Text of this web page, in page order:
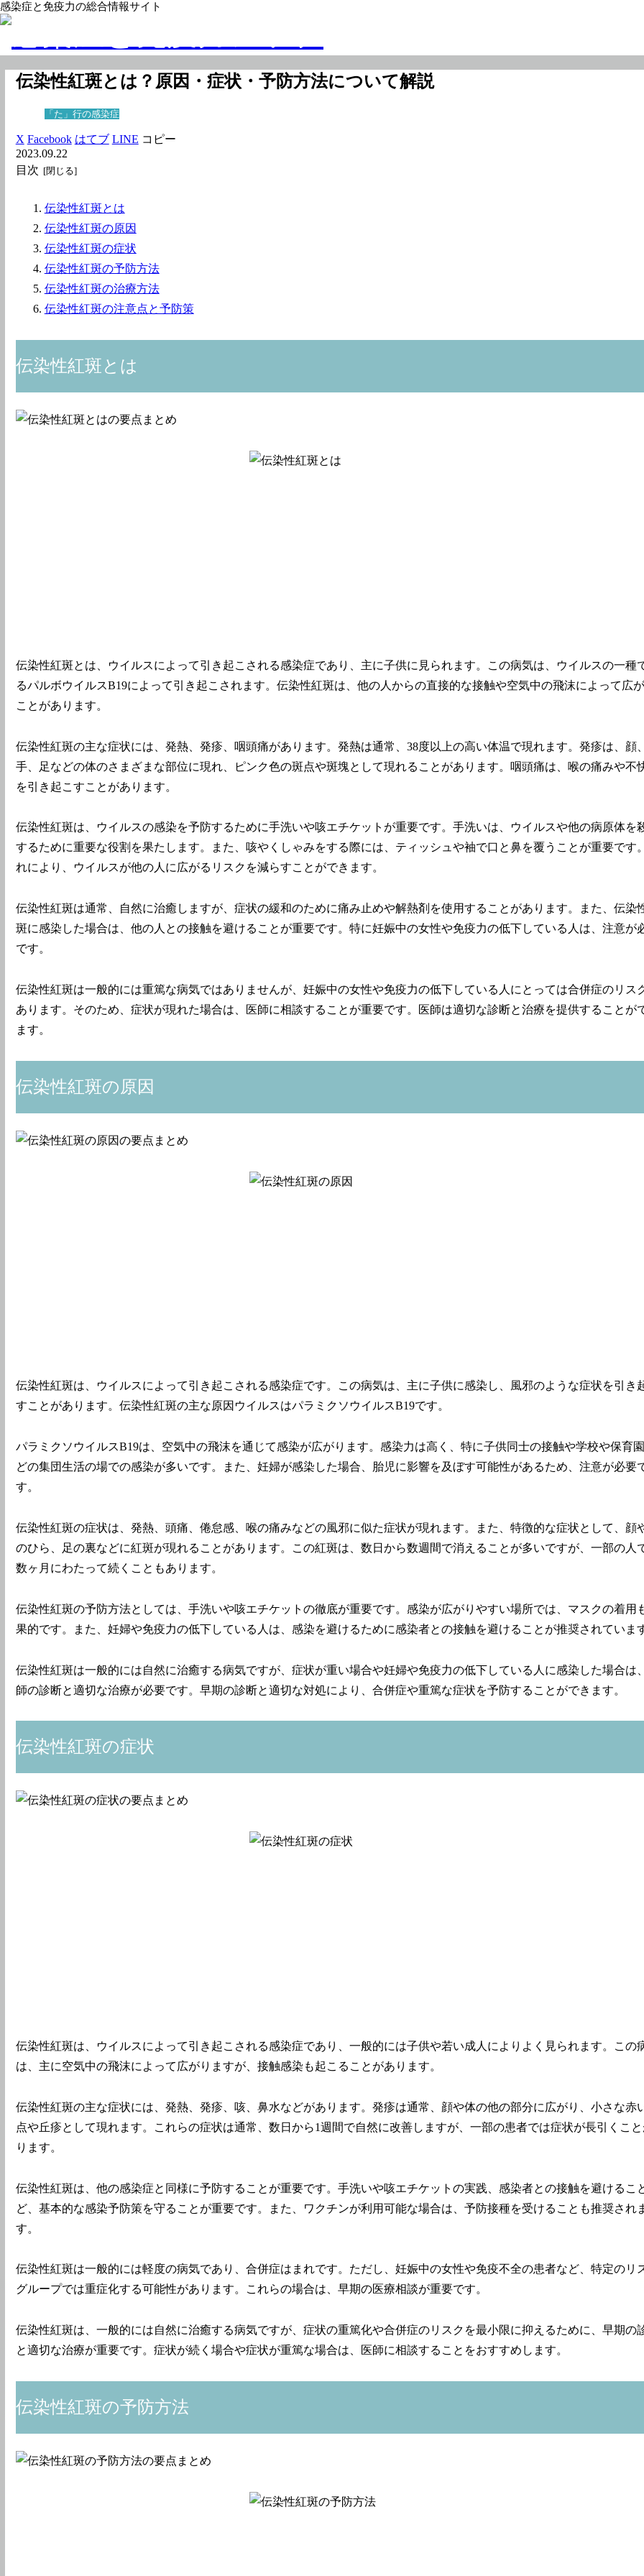
感染症と免疫力の総合情報サイト
伝染性紅斑とは？原因・症状・予防方法について解説
「た」行の感染症
X Facebook はてブ LINE コピー
2023.09.22
目次
伝染性紅斑とは
伝染性紅斑の原因
伝染性紅斑の症状
伝染性紅斑の予防方法
伝染性紅斑の治療方法
伝染性紅斑の注意点と予防策
伝染性紅斑とは
伝染性紅斑とは、ウイルスによって引き起こされる感染症であり、主に子供に見られます。この病気は、ウイルスの一種
るパルボウイルスB19によって引き起こされます。伝染性紅斑は、他の人からの直接的な接触や空気中の飛沫によって広
ことがあります。
伝染性紅斑の主な症状には、発熱、発疹、咽頭痛があります。発熱は通常、38度以上の高い体温で現れます。発疹は、顔、
手、足などの体のさまざまな部位に現れ、ピンク色の斑点や斑塊として現れることがあります。咽頭痛は、喉の痛みや不
を引き起こすことがあります。
伝染性紅斑は、ウイルスの感染を予防するために手洗いや咳エチケットが重要です。手洗いは、ウイルスや他の病原体を
するために重要な役割を果たします。また、咳やくしゃみをする際には、ティッシュや袖で口と鼻を覆うことが重要です
れにより、ウイルスが他の人に広がるリスクを減らすことができます。
伝染性紅斑は通常、自然に治癒しますが、症状の緩和のために痛み止めや解熱剤を使用することがあります。また、伝染
斑に感染した場合は、他の人との接触を避けることが重要です。特に妊娠中の女性や免疫力の低下している人は、注意が
です。
伝染性紅斑は一般的には重篤な病気ではありませんが、妊娠中の女性や免疫力の低下している人にとっては合併症のリス
あります。そのため、症状が現れた場合は、医師に相談することが重要です。医師は適切な診断と治療を提供することが
ます。
伝染性紅斑の原因
伝染性紅斑は、ウイルスによって引き起こされる感染症です。この病気は、主に子供に感染し、風邪のような症状を引き
すことがあります。伝染性紅斑の主な原因ウイルスはパラミクソウイルスB19です。
パラミクソウイルスB19は、空気中の飛沫を通じて感染が広がります。感染力は高く、特に子供同士の接触や学校や保育
どの集団生活の場での感染が多いです。また、妊婦が感染した場合、胎児に影響を及ぼす可能性があるため、注意が必要
す。
伝染性紅斑の症状は、発熱、頭痛、倦怠感、喉の痛みなどの風邪に似た症状が現れます。また、特徴的な症状として、顔
のひら、足の裏などに紅斑が現れることがあります。この紅斑は、数日から数週間で消えることが多いですが、一部の人
数ヶ月にわたって続くこともあります。
伝染性紅斑の予防方法としては、手洗いや咳エチケットの徹底が重要です。感染が広がりやすい場所では、マスクの着用
果的です。また、妊婦や免疫力の低下している人は、感染を避けるために感染者との接触を避けることが推奨されていま
伝染性紅斑は一般的には自然に治癒する病気ですが、症状が重い場合や妊婦や免疫力の低下している人に感染した場合は
師の診断と適切な治療が必要です。早期の診断と適切な対処により、合併症や重篤な症状を予防することができます。
伝染性紅斑の症状
伝染性紅斑は、ウイルスによって引き起こされる感染症であり、一般的には子供や若い成人によりよく見られます。この
は、主に空気中の飛沫によって広がりますが、接触感染も起こることがあります。
伝染性紅斑の主な症状には、発熱、発疹、咳、鼻水などがあります。発疹は通常、顔や体の他の部分に広がり、小さな赤
点や丘疹として現れます。これらの症状は通常、数日から1週間で自然に改善しますが、一部の患者では症状が長引くこ
ります。
伝染性紅斑は、他の感染症と同様に予防することが重要です。手洗いや咳エチケットの実践、感染者との接触を避けるこ
ど、基本的な感染予防策を守ることが重要です。また、ワクチンが利用可能な場合は、予防接種を受けることも推奨され
す。
伝染性紅斑は一般的には軽度の病気であり、合併症はまれです。ただし、妊娠中の女性や免疫不全の患者など、特定のリ
グループでは重症化する可能性があります。これらの場合は、早期の医療相談が重要です。
伝染性紅斑は、一般的には自然に治癒する病気ですが、症状の重篤化や合併症のリスクを最小限に抑えるために、早期の
と適切な治療が重要です。症状が続く場合や症状が重篤な場合は、医師に相談することをおすすめします。
伝染性紅斑の予防方法